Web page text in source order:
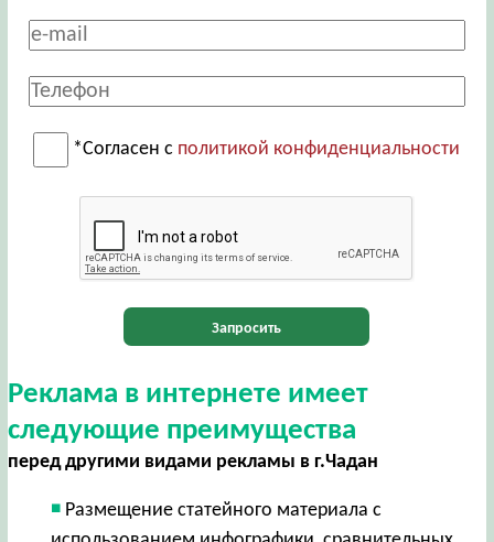
*Согласен с политикой конфиденциальности
Запросить
Реклама в интернете имеет
следующие преимущества
перед другими видами рекламы в г.Чадан
Размещение статейного материала с